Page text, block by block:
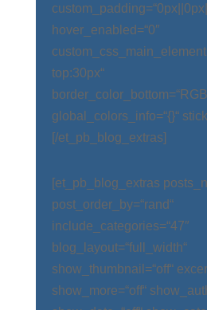
hover_enabled=“0″
top:30px“
global_colors_info=“{}“
[/et_pb_blog_extras]
[et_pb_blog_extras
post_order_by=“rand“
include_categories=“47″
blog_layout=“full_width“
show_thumbnail=“off“
show_more=“off“